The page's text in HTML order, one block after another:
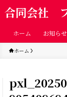
合同会社
ホーム お知らせ
ホーム